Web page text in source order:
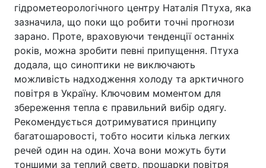
гідрометеорологічного центру Наталія Птуха, яка
зазначила, що поки що робити точні прогнози
зарано. Проте, враховуючи тенденції останніх
років, можна зробити певні припущення. Птуха
додала, що синоптики не виключають
можливість надходження холоду та арктичного
повітря в Україну. Ключовим моментом для
збереження тепла є правильний вибір одягу.
Рекомендується дотримуватися принципу
багатошаровості, тобто носити кілька легких
речей один на один. Хоча вони можуть бути
тоншими за теплий светр, прошарки повітря